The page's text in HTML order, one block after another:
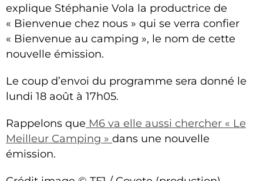
explique Stéphanie Vola la productrice de
« Bienvenue chez nous » qui se verra confier
« Bienvenue au camping », le nom de cette
nouvelle émission.
Le coup d’envoi du programme sera donné le
lundi 18 août à 17h05.
Rappelons que M6 va elle aussi chercher « Le
Meilleur Camping » dans une nouvelle
émission.